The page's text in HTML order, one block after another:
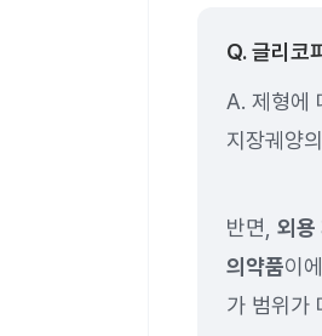
Q. 글리코
A. 제형에
지장궤양
반면, 외용
의약품이
가 범위가